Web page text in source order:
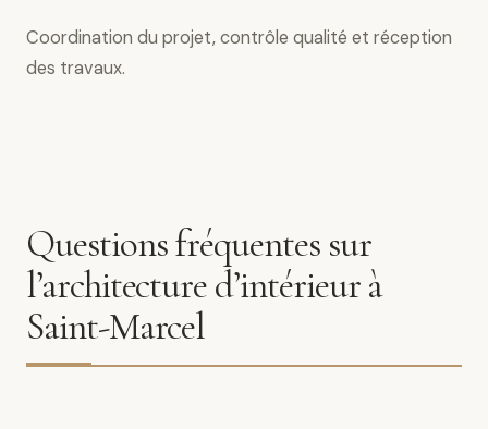
Coordination du projet, contrôle qualité et réception
des travaux.
Questions fréquentes sur
l’architecture d’intérieur à
Saint-Marcel